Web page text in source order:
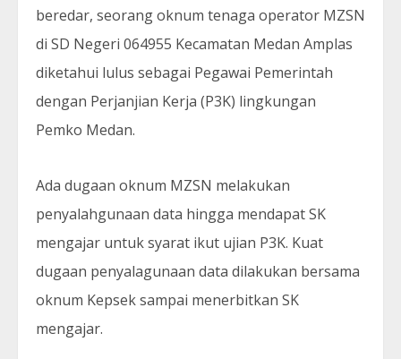
beredar, seorang oknum tenaga operator MZSN
di SD Negeri 064955 Kecamatan Medan Amplas
diketahui lulus sebagai Pegawai Pemerintah
dengan Perjanjian Kerja (P3K) lingkungan
Pemko Medan.
Ada dugaan oknum MZSN melakukan
penyalahgunaan data hingga mendapat SK
mengajar untuk syarat ikut ujian P3K. Kuat
dugaan penyalagunaan data dilakukan bersama
oknum Kepsek sampai menerbitkan SK
mengajar.